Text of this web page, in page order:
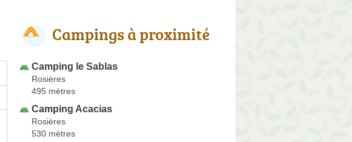
Campings à proximité
Camping le Sablas
Rosières
495 mètres
Camping Acacias
Rosières
530 mètres